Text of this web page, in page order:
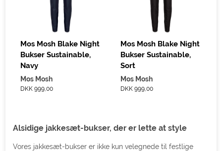
Mos Mosh Blake Night
Bukser Sustainable,
Navy
Mos Mosh
DKK 999,00
Mos Mosh Blake Night
Bukser Sustainable,
Sort
Mos Mosh
DKK 999,00
Alsidige jakkesæt-bukser, der er lette at style
Vores jakkesæt-bukser er ikke kun velegnede til festlige